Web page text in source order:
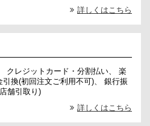
詳しくはこちら
クレジットカード・分割払い、 楽
換(初回注文ご利用不可)、 銀行振
舗引取り)
詳しくはこちら